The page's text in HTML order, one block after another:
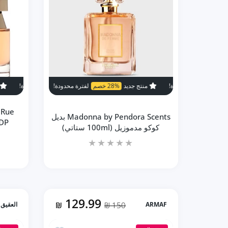
منتج جديد 28% خصم لفترة محدودة! منتج جديد لفترة
Madonna by Pendora Scents بديل
كوكو مدموزيل (100ml ستاتي)
منتج جديد 42% خصم
ARMAF
129.99
₪ 150 ₪ العقيق